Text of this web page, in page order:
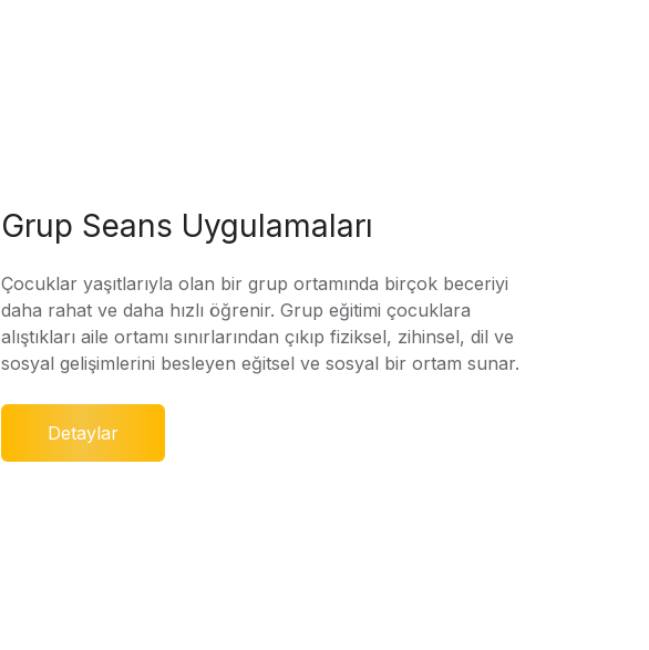
Grup Seans Uygulamaları
Çocuklar yaşıtlarıyla olan bir grup ortamında birçok beceriyi
daha rahat ve daha hızlı öğrenir. Grup eğitimi çocuklara
alıştıkları aile ortamı sınırlarından çıkıp fiziksel, zihinsel, dil ve
sosyal gelişimlerini besleyen eğitsel ve sosyal bir ortam sunar.
Detaylar